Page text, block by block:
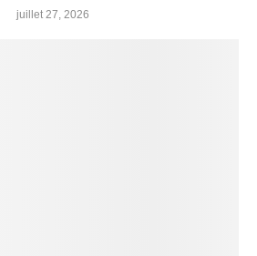
juillet 27, 2026